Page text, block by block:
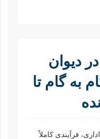
دیوان
به گام تا
فرآیندی کاملاً